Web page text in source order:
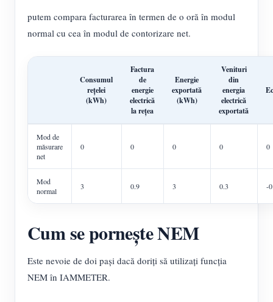
putem compara facturarea în termen de o oră în modul
normal cu cea în modul de contorizare net.
Consumul
rețelei
(kWh)
Factura
de
energie
electrică
la rețea
Energie
exportată
(kWh)
Venituri
din
energia
electrică
exportată
Mod de
măsurare
net
0 0 0 0 0
Mod
normal
3 0.9 3 0.3 -
Cum se pornește NEM
Este nevoie de doi pași dacă doriți să utilizați funcția
NEM în IAMMETER.